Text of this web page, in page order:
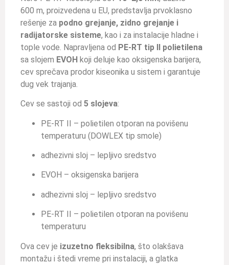
600 m, proizvedena u EU, predstavlja prvoklasno
rešenje za podno grejanje, zidno grejanje i
radijatorske sisteme, kao i za instalacije hladne i
tople vode. Napravljena od PE-RT tip II polietilena
sa slojem EVOH koji deluje kao oksigenska barijera,
cev sprečava prodor kiseonika u sistem i garantuje
dug vek trajanja.
Cev se sastoji od 5 slojeva:
PE-RT II – polietilen otporan na povišenu
temperaturu (DOWLEX tip smole)
adhezivni sloj – lepljivo sredstvo
EVOH – oksigenska barijera
adhezivni sloj – lepljivo sredstvo
PE-RT II – polietilen otporan na povišenu
temperaturu
Ova cev je izuzetno fleksibilna, što olakšava
montažu i štedi vreme pri instalaciji, a glatka